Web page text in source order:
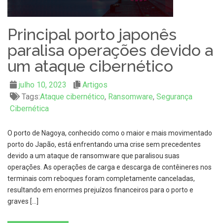
Principal porto japonês
paralisa operações devido a
um ataque cibernético
julho 10, 2023
Artigos
Tags:Ataque cibernético, Ransomware, Segurança
Cibernética
O porto de Nagoya, conhecido como o maior e mais movimentado
porto do Japão, está enfrentando uma crise sem precedentes
devido a um ataque de ransomware que paralisou suas
operações. As operações de carga e descarga de contêineres nos
terminais com reboques foram completamente canceladas,
resultando em enormes prejuízos financeiros para o porto e
graves […]